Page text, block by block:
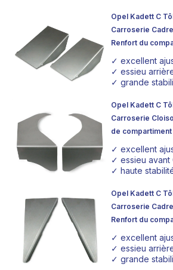
Opel Kadett C
Carroserie
Renfort du
✓ excellent
✓ essieu
✓ grande
Opel Kadett C
Carroserie
de
✓ excellent
✓ essieu avant
✓ haute
Opel Kadett C
Carroserie
Renfort du
✓ excellent
✓ essieu
✓ grande